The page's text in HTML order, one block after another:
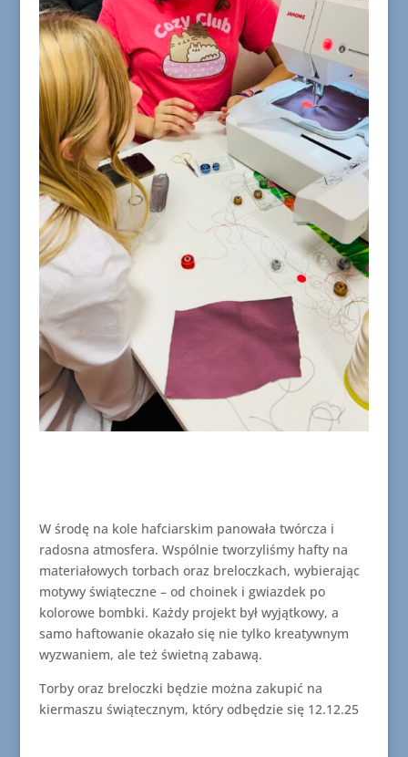
W środę na kole hafciarskim panowała twórcza i
radosna atmosfera. Wspólnie tworzyliśmy hafty na
materiałowych torbach oraz breloczkach, wybierając
motywy świąteczne – od choinek i gwiazdek po
kolorowe bombki. Każdy projekt był wyjątkowy, a
samo haftowanie okazało się nie tylko kreatywnym
wyzwaniem, ale też świetną zabawą.
Torby oraz breloczki będzie można zakupić na
kiermaszu świątecznym, który odbędzie się 12.12.25